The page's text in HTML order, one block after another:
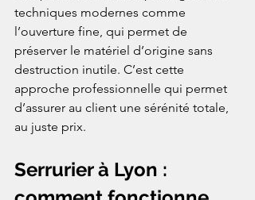
techniques modernes comme
l’ouverture fine, qui permet de
préserver le matériel d’origine sans
destruction inutile. C’est cette
approche professionnelle qui permet
d’assurer au client une sérénité totale,
au juste prix.
Serrurier à Lyon :